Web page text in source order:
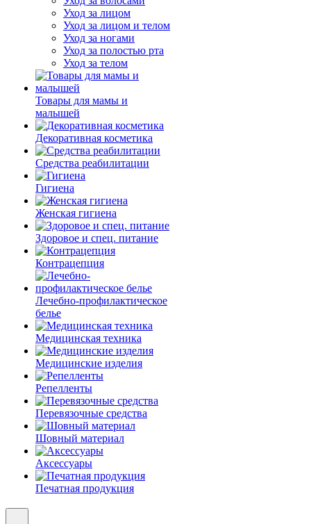
Уход за лицом
Уход за лицом и телом
Уход за ногами
Уход за полостью рта
Уход за телом
Товары для мамы и
малышей
Декоративная косметика
Средства реабилитации
Гигиена
Женская гигиена
Здоровое и спец. питание
Контрацепция
Лечебно-профилактическое
белье
Медицинская техника
Медицинские изделия
Репелленты
Перевязочные средства
Шовный материал
Аксессуары
Печатная продукция